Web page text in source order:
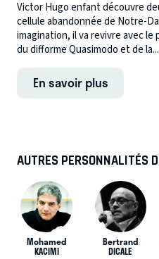
Victor Hugo enfant découvre
cellule abandonnée de Notre-
imagination, il va revivre avec
du difforme Quasimodo et de la...
En savoir plus
AUTRES PERSONNALITÉS
Mohamed
KACIMI
Bertrand
DICALE